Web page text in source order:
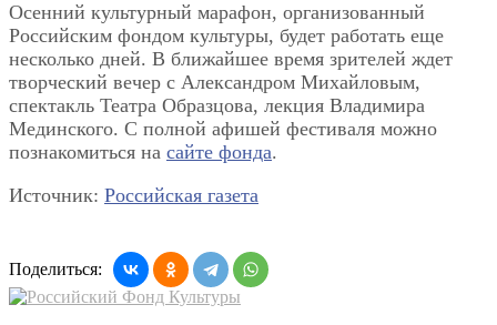
Осенний культурный марафон, организованный
Российским фондом культуры, будет работать еще
несколько дней. В ближайшее время зрителей ждет
творческий вечер с Александром Михайловым,
спектакль Театра Образцова, лекция Владимира
Мединского. С полной афишей фестиваля можно
познакомиться на сайте фонда.
Источник: Российская газета
Поделиться: